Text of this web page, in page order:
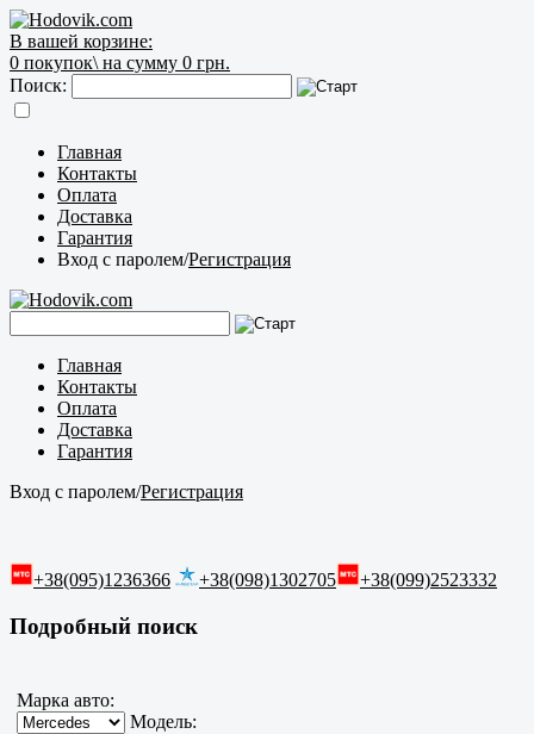
В вашей корзине:
0 покупок\ на сумму 0 грн.
Поиск:
Главная
Контакты
Оплата
Доставка
Гарантия
Вход с паролем/Регистрация
Главная
Контакты
Оплата
Доставка
Гарантия
Вход с паролем/Регистрация
+38(095)1236366 +38(098)1302705 +38(099)2523332
Подробный поиск
Марка авто:
Модель: